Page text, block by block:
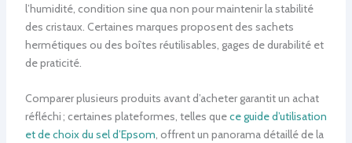
l’humidité, condition sine qua non pour maintenir la stabilité
des cristaux. Certaines marques proposent des sachets
hermétiques ou des boîtes réutilisables, gages de durabilité et
de praticité.
Comparer plusieurs produits avant d’acheter garantit un achat
réfléchi ; certaines plateformes, telles quece guide d’utilisation
et de choix du sel d’Epsom, offrent un panorama détaillé de la